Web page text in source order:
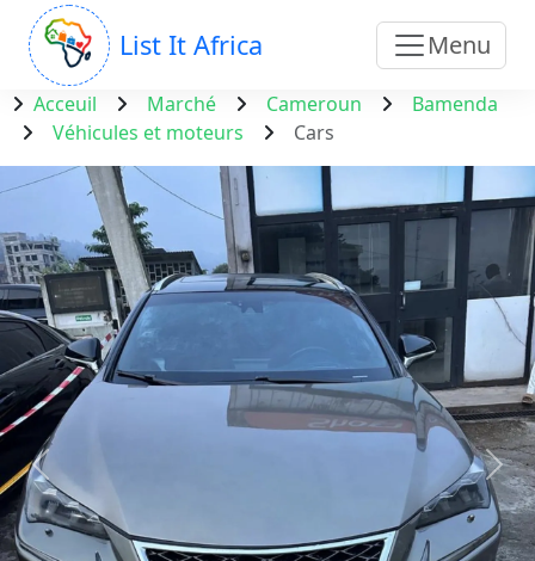
List It Africa Menu
Acceuil Marché Cameroun
Bamenda
Véhicules et moteurs
Cars